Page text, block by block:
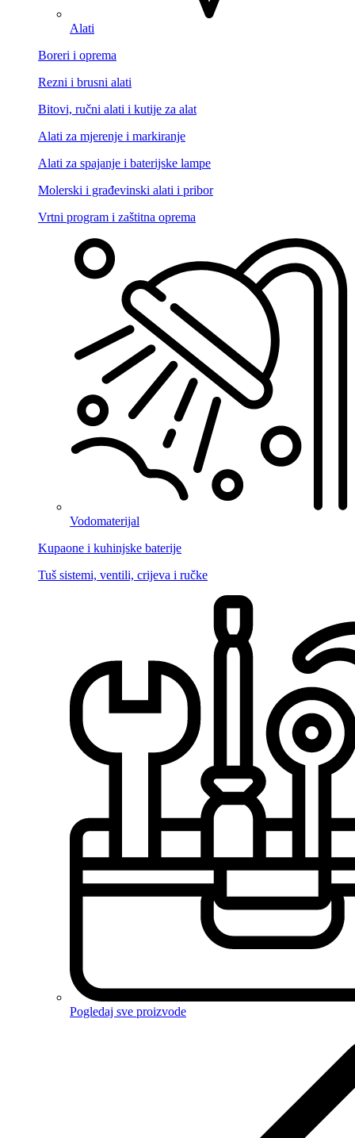
Alati
Boreri i oprema
Rezni i brusni alati
Bitovi, ručni alati i kutije za alat
Alati za mjerenje i markiranje
Alati za spajanje i baterijske lampe
Molerski i građevinski alati i pribor
Vrtni program i zaštitna oprema
Vodomaterijal
Kupaone i kuhinjske baterije
Tuš sistemi, ventili, crijeva i ručke
Pogledaj sve proizvode